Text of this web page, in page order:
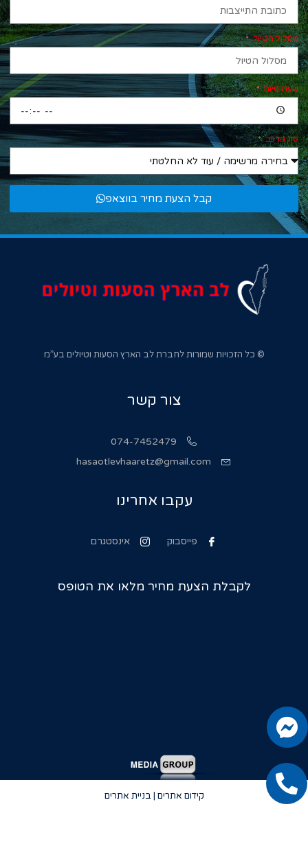
מסלול הטיול
שעת סיום
סוג הרכב
קבל הצעת מחיר בווצאפ
© כל הזכויות שמורות לחברת לב הארץ הסעות וטיולים בע”מ
צור קשר
074-7452479
hasaotlevhaaretz@gmail.com
עקבו אחרינו
פייסבוק אינסטגרם
לקבלת הצעת מחיר מלאו את הטופס
קידום אתרים | בניית אתרים